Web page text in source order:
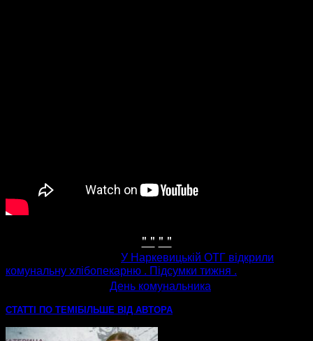
" " " "
У Наркевицькій ОТГ відкрили
комунальну хлібопекарню . Підсумки тижня .
День комунальника
СТАТТІ ПО ТЕМІ БІЛЬШЕ ВІД АВТОРА